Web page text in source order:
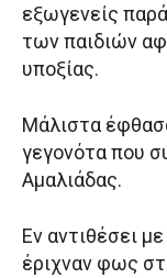
εξωγενείς
των παιδιών
υποξίας.
Μάλιστα
γεγονότα που
Αμαλιάδας.
Εν αντιθέσει
έριχναν φως